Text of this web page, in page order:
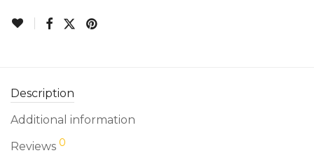
Description
Additional information
Reviews 0